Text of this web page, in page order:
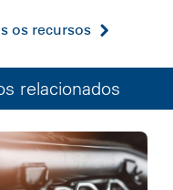
os recursos
relacionados